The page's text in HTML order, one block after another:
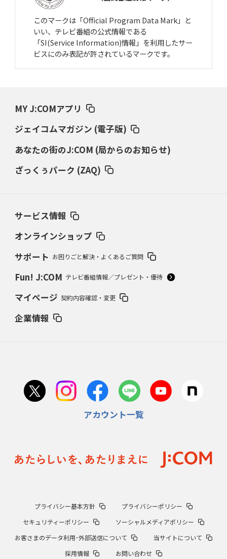
このマークは「Official Program Data Mark」と
いい、テレビ番組の公式情報である
「SI(Service Information)情報」を利用したサー
ビスにのみ表記が許されているマークです。
MY J:COMアプリ
ジェイコムマガジン (電子版)
あなたの街のJ:COM (局からのお知らせ)
ざっくぅパーク (ZAQ)
サービス情報
オンラインショップ
サポート お困りごと解決・よくあるご質問
Fun! J:COM テレビ番組情報／プレゼント・優待
マイページ 契約内容確認・変更
企業情報
アカウント一覧
プライバシー基本方針
プライバシーポリシー
セキュリティーポリシー
ソーシャルメディアポリシー
お客さまのデータ利用･外部送信について
当サイトについて
採用情報
お問い合わせ